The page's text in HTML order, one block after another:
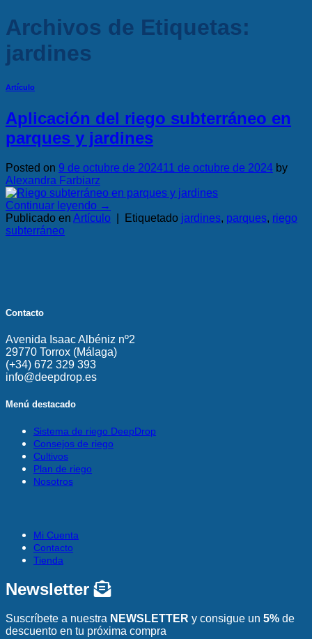
Archivos de Etiquetas:
jardines
Artículo
Aplicación del riego subterráneo en
parques y jardines
Posted on 9 de octubre de 202411 de octubre de 2024 by
Alexandra Farbiarz
Continuar leyendo →
Publicado en Artículo Etiquetado jardines, parques, riego
subterráneo
Contacto
Avenida Isaac Albéniz nº2
29770 Torrox (Málaga)
(+34) 672 329 393
info@deepdrop.es
Menú destacado
Sistema de riego DeepDrop
Consejos de riego
Cultivos
Plan de riego
Nosotros
Mi Cuenta
Contacto
Tienda
Newsletter
Suscríbete a nuestra NEWSLETTER y consigue un 5% de
descuento en tu próxima compra